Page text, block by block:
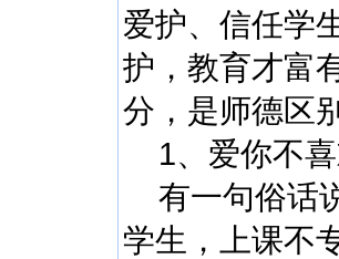
爱护、信任学
护，教育才富
分，是师德区
1、爱你不喜
有一句俗话
学生，上课不